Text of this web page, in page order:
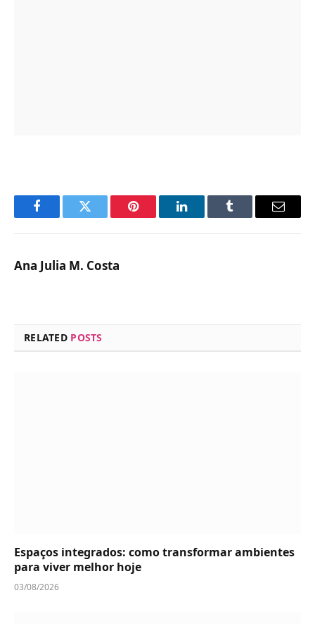
FacebookTwitter Pinterest LinkedInTumblr Email
Ana Julia M. Costa
RELATED POSTS
Espaços integrados: como transformar ambientes
para viver melhor hoje
03/08/2026